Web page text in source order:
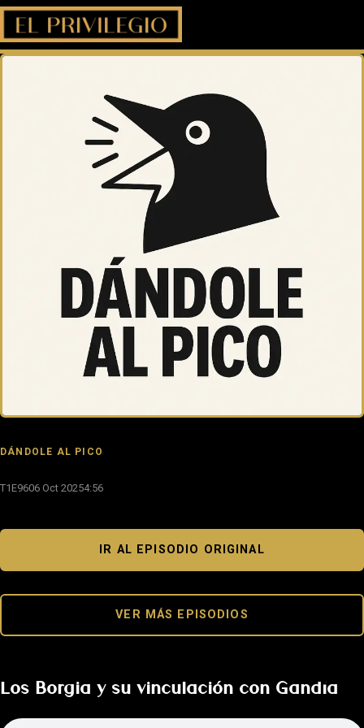
DÁNDOLE AL PICO
T1E9606 Oct 20254:56
IR AL EPISODIO ORIGINAL
VER MÁS EPISODIOS
Los Borgia y su vinculación con Gandía